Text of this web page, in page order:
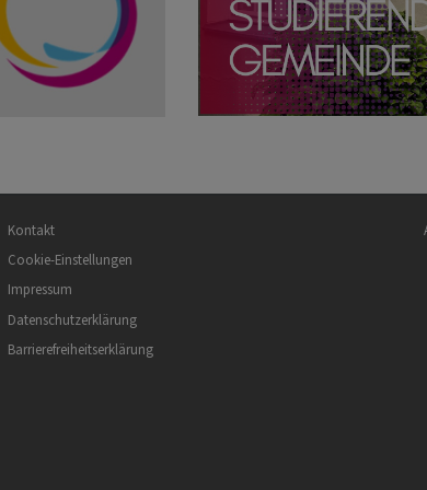
Fußbereichsmenü
Kontakt
Cookie-Einstellungen
Impressum
Datenschutzerklärung
Barrierefreiheitserklärung